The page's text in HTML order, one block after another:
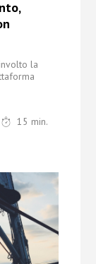
la
15 min.